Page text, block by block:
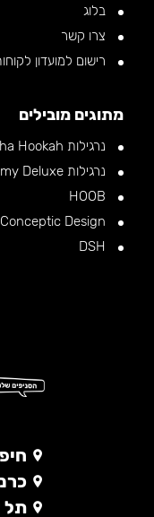
בלוג
צרו קשר
רישום למועדון
מתוגים מובילים
נרגילות Alpha Hookah
נרגילות Amy Deluxe
תל